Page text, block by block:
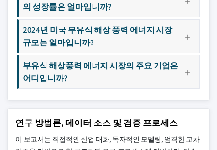
의 성장률은 얼마입니까?
2024년 미국 부유식 해상 풍력 에너지 시장
규모는 얼마입니까?
부유식 해상풍력 에너지 시장의 주요 기업은
어디입니까?
연구 방법론, 데이터 소스 및 검증 프로세스
이 보고서는 직접적인 산업 대화, 독자적인 모델링, 엄격한 교차